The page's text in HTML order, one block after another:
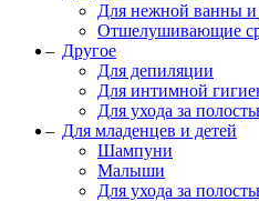
Для нежной ванны
Отшелушивающие
Другое
Для депиляции
Для интимной
Для ухода за
Для младенцев и детей
Шампуни
Малыши
Для ухода за